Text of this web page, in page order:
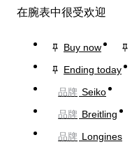
在腕表中很受欢迎
Buy now
Ending today
品牌 Seiko
品牌 Breitling
品牌 Longines